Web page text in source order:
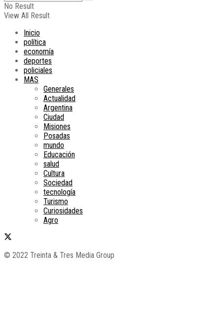
No Result
View All Result
Inicio
política
economía
deportes
policiales
MAS
Generales
Actualidad
Argentina
Ciudad
Misiones
Posadas
mundo
Educación
salud
Cultura
Sociedad
tecnología
Turismo
Curiosidades
Agro
© 2022 Treinta & Tres Media Group